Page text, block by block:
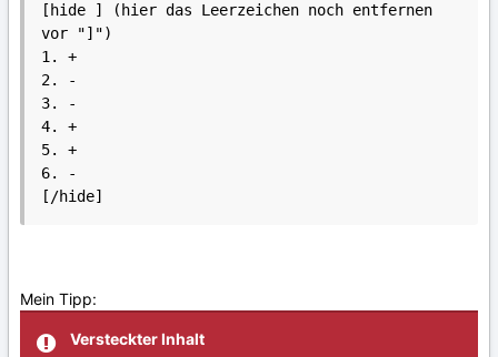
[hide ] (hier das Leerzeichen noch entfernen
vor "]")
1. +
2. -
3. -
4. +
5. +
6. -
Mein Tipp:
Versteckter Inhalt